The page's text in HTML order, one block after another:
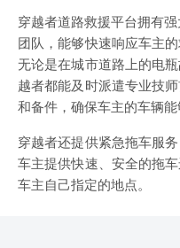
穿越者道路救援平台拥有
团队，能够快速响应车主
无论是在城市道路上的电
越者都能及时派遣专业技
和备件，确保车主的车辆能
穿越者还提供紧急拖车服
车主提供快速、安全的拖
车主自己指定的地点。